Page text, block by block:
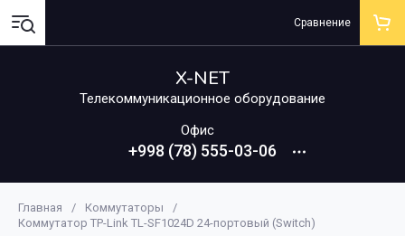
X-NET
Телекоммуникационное оборудование
Офис
+998 (78) 555-03-06
Сравнение
Главная / Коммутаторы
/
Коммутатор TP-Link TL-SF1024D 24-портовый (Switch)